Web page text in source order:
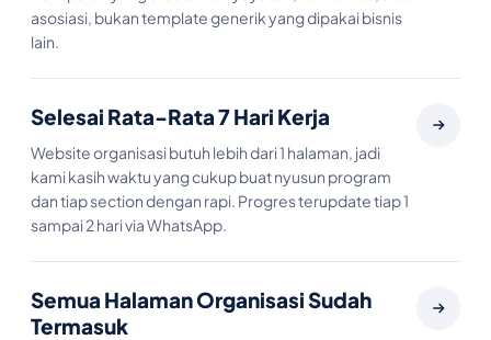
asosiasi, bukan template generik yang dipakai bisnis
lain.
Selesai Rata-Rata 7 Hari Kerja
Website organisasi butuh lebih dari 1 halaman, jadi
kami kasih waktu yang cukup buat nyusun program
dan tiap section dengan rapi. Progres terupdate tiap 1
sampai 2 hari via WhatsApp.
Semua Halaman Organisasi Sudah
Termasuk